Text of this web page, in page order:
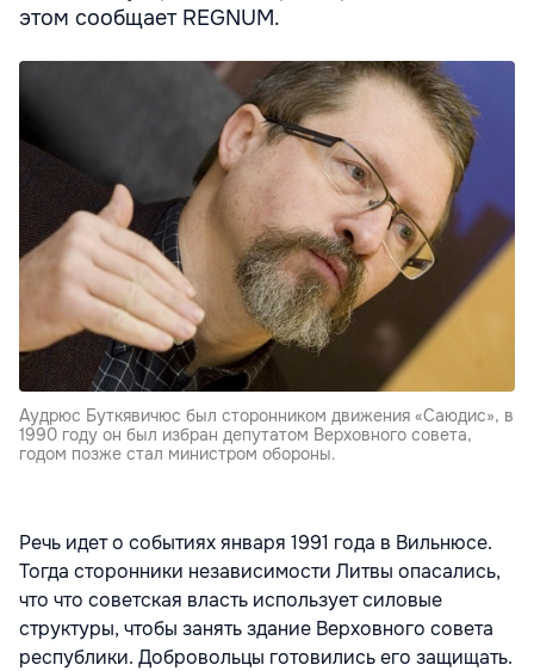
этом сообщает REGNUM.
Аудрюс Буткявичюс был сторонником движения «Саюдис», в
1990 году он был избран депутатом Верховного совета,
годом позже стал министром обороны.
Речь идет о событиях января 1991 года в Вильнюсе.
Тогда сторонники независимости Литвы опасались,
что что советская власть использует силовые
структуры, чтобы занять здание Верховного совета
республики. Добровольцы готовились его защищать.